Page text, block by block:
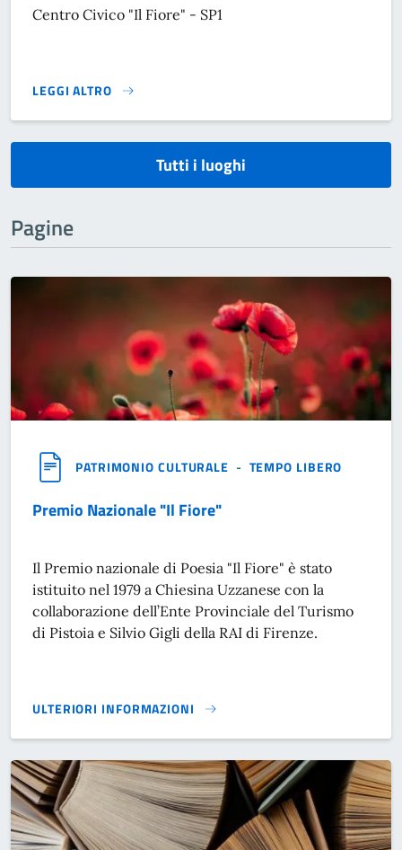
Centro Civico "Il Fiore" - SP1
LEGGI ALTRO
}
Tutti i luoghi
Pagine
PATRIMONIO CULTURALE - TEMPO LIBERO
Premio Nazionale "Il Fiore"
Il Premio nazionale di Poesia "Il Fiore" è stato
istituito nel 1979 a Chiesina Uzzanese con la
collaborazione dell’Ente Provinciale del Turismo
di Pistoia e Silvio Gigli della RAI di Firenze.
ULTERIORI INFORMAZIONI
PREMIO NAZIONALE "IL FIORE"}